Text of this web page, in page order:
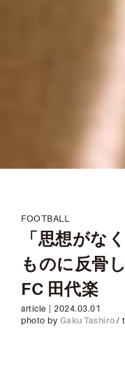
FOOTBALL
「思想がな
ものに反骨
FC 田代楽
article | 2024.03.01
photo by Gaku Tashiro /